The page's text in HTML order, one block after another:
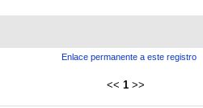
Enlace permanente a este registro
<< 1 >>